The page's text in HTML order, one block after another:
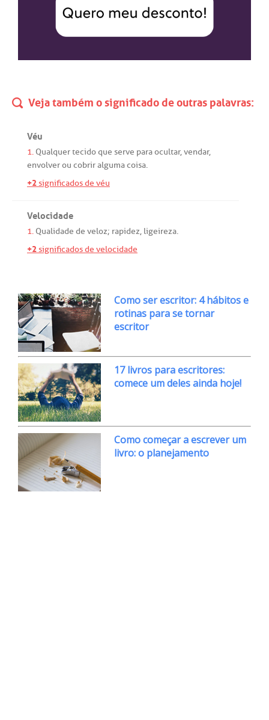
Veja também o significado de outras palavras:
Véu
1. Qualquertecidoque serve paraocultar,vendar,
envolverou cobriralgumacoisa.
+2significados de véu
Velocidade
1. Qualidade de veloz; rapidez, ligeireza.
+2significados de velocidade
Como ser escritor: 4 hábitos e
rotinas para se tornar
escritor
17 livros para escritores:
comece um deles ainda hoje!
Como começar a escrever um
livro: o planejamento